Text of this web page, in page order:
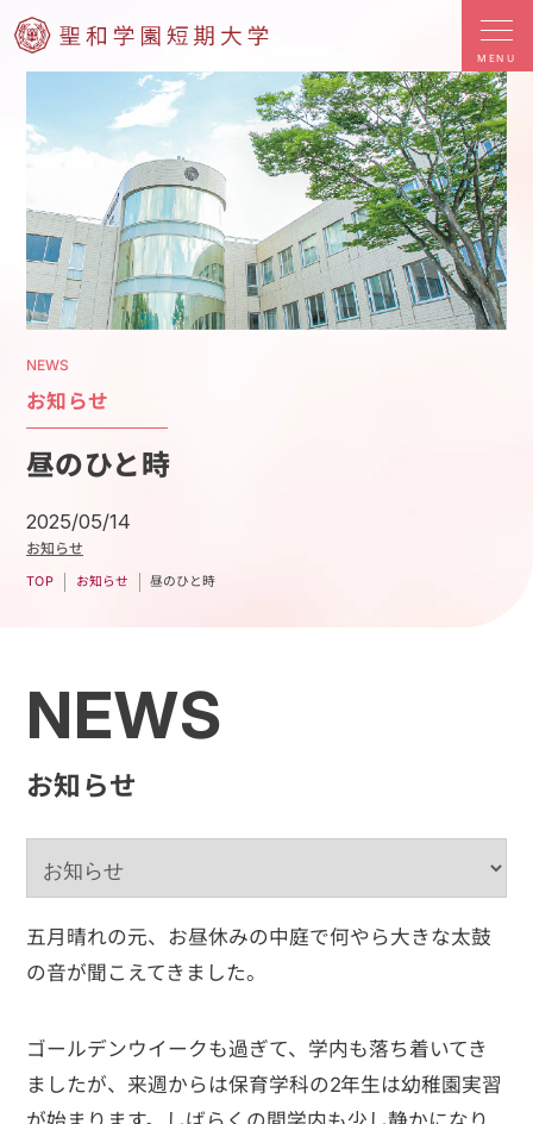
MENU
NEWS
お知らせ
昼のひと時
2025/05/14
お知らせ
TOP お知らせ 昼のひと時
NEWS
お知らせ
五月晴れの元、お昼休みの中庭で何やら大きな太鼓
の音が聞こえてきました。
ゴールデンウイークも過ぎて、学内も落ち着いてき
ましたが、来週からは保育学科の2年生は幼稚園実習